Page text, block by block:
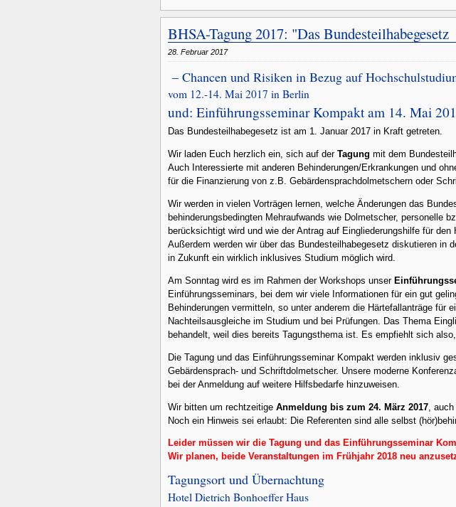
BHSA-Tagung 2017: "Das
28. Februar 2017
– Chancen und Risiken in Bezug auf
vom 12.-14. Mai 2017 in Berlin
und: Einführungsseminar Kompakt am 14. Mai
Das Bundesteilhabegesetz ist am 1. Januar 2017 in Kraft getreten.
Wir laden Euch herzlich ein, sich auf derTagung mit dem
Auch Interessierte mit anderen Behinderungen/Erkrankungen und
für die Finanzierung von z.B. Gebärdensprachdolmetschern oder
Wir werden in vielen Vorträgen lernen, welche Änderungen das
behinderungsbedingten Mehraufwands wie Dolmetscher, personelle
berücksichtigt wird und wie der Antrag auf Eingliederungshilfe für den
Außerdem werden wir über das Bundesteilhabegesetz diskutieren
in Zukunft ein wirklich inklusives Studium möglich wird.
Am Sonntag wird es im Rahmen der Workshops unser
Einführungsseminars, bei dem wir viele Informationen für ein gut
Behinderungen vermitteln, so unter anderem die Härtefallanträge für
Nachteilsausgleiche im Studium und bei Prüfungen. Das Thema
behandelt, weil dies bereits Tagungsthema ist. Es empfiehlt sich
Die Tagung und das Einführungsseminar Kompakt werden inklusiv
Gebärdensprach- und Schriftdolmetscher. Unsere moderne
bei der Anmeldung auf weitere Hilfsbedarfe hinzuweisen.
Wir bitten um rechtzeitigeAnmeldung bis zum 24. März 2017 ,
Noch ein Hinweis sei erlaubt: Die Referenten sind alle selbst
Leider müssen wir die Tagung und das Einführungsseminar
Wir planen, beide Veranstaltungen im Frühjahr 2018 neu
Tagungsort und Übernachtung
Hotel Dietrich Bonhoeffer Haus